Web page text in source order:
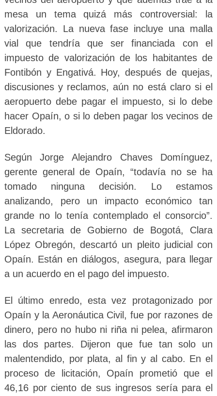
mesa un tema quizá más controversial: la
valorización. La nueva fase incluye una malla
vial que tendría que ser financiada con el
impuesto de valorización de los habitantes de
Fontibón y Engativá. Hoy, después de quejas,
discusiones y reclamos, aún no está claro si el
aeropuerto debe pagar el impuesto, si lo debe
hacer Opaín, o si lo deben pagar los vecinos de
Eldorado.
Según Jorge Alejandro Chaves Domínguez,
gerente general de Opaín, “todavía no se ha
tomado ninguna decisión. Lo estamos
analizando, pero un impacto económico tan
grande no lo tenía contemplado el consorcio”.
La secretaria de Gobierno de Bogotá, Clara
López Obregón, descartó un pleito judicial con
Opaín. Están en diálogos, asegura, para llegar
a un acuerdo en el pago del impuesto.
El último enredo, esta vez protagonizado por
Opaín y la Aeronáutica Civil, fue por razones de
dinero, pero no hubo ni riña ni pelea, afirmaron
las dos partes. Dijeron que fue tan solo un
malentendido, por plata, al fin y al cabo. En el
proceso de licitación, Opaín prometió que el
46,16 por ciento de sus ingresos sería para el